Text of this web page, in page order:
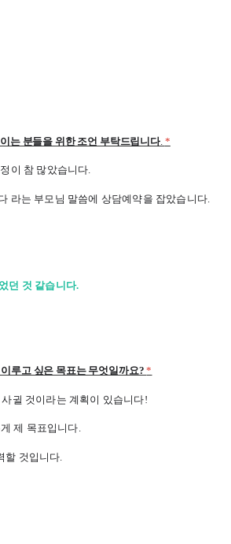
는 분들을 위한 조언 부탁드립니다 *
이 참 많았습니다.
라는 부모님 말씀에 상담예약을 잡았습니다.
던 것 같습니다.
루고 싶은 목표는 무엇일까요?*
귈 것이라는 계획이 있습니다!
제 목표입니다.
할 것입니다.